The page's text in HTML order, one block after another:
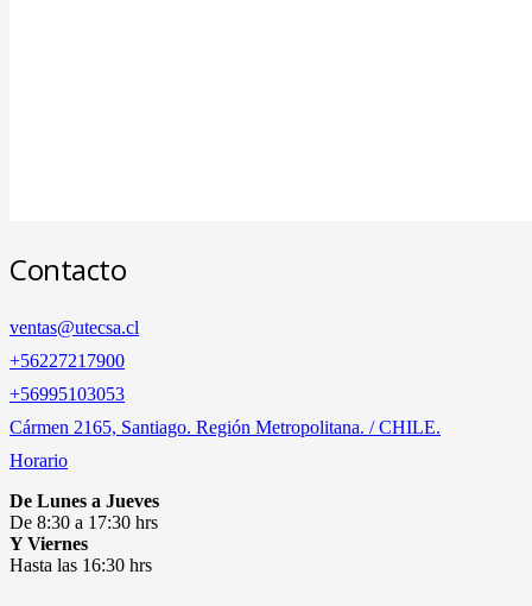
Contacto
ventas@utecsa.cl
+56227217900
‎+56995103053
Cármen 2165, Santiago. Región Metropolitana. / CHILE.
Horario
De Lunes a Jueves
De 8:30 a 17:30 hrs
Y Viernes
Hasta las 16:30 hrs